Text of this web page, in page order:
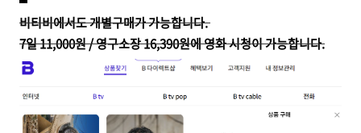
비티비에서도개별구매가 가능합니다.
7일 11,000원 / 영구소장 16,390원에 영화 시청이 가능합니다.